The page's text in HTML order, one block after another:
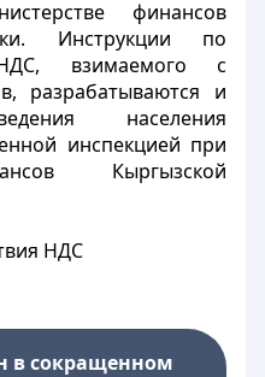
финансов
Инструкции по
взимаемого с
разрабатываются и
населения
инспекцией при
Кыргызской
НДС
в сокращенном